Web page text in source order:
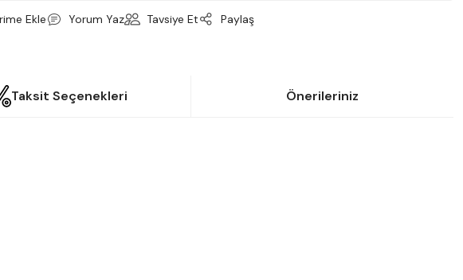
Yorum Yaz Tavsiye Et Paylaş
Taksit Seçenekleri Önerileriniz